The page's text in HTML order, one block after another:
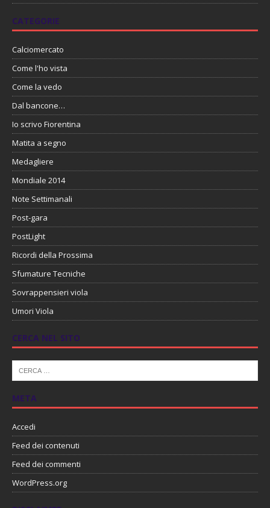
CATEGORIE
Calciomercato
Come l'ho vista
Come la vedo
Dal bancone…
Io scrivo Fiorentina
Matita a segno
Medagliere
Mondiale 2014
Note Settimanali
Post-gara
PostLight
Ricordi della Prossima
Sfumature Tecniche
Sovrappensieri viola
Umori Viola
CERCA NEL SITO
META
Accedi
Feed dei contenuti
Feed dei commenti
WordPress.org